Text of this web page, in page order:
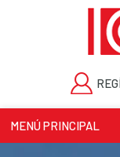
MENÚ PRINCIPAL